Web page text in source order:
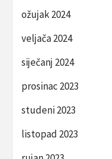
ožujak 2024
veljača 2024
siječanj 2024
prosinac 2023
studeni 2023
listopad 2023